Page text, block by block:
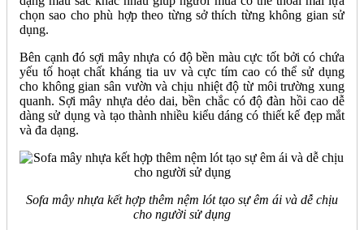
chọn sao cho phù hợp theo từng sở thích từng không gian sử
dụng.
Bên cạnh đó sợi mây nhựa có độ bền màu cực tốt bởi có chứa
yếu tố hoạt chất kháng tia uv và cực tím cao có thể sử dụng
cho không gian sân vườn và chịu nhiệt độ từ môi trường xung
quanh. Sợi mây nhựa dẻo dai, bền chắc có độ đàn hồi cao dễ
dàng sử dụng và tạo thành nhiều kiểu dáng có thiết kế đẹp mắt
và đa dạng.
Sofa mây nhựa kết hợp thêm nệm lót tạo sự êm ái và dễ chịu
cho người sử dụng